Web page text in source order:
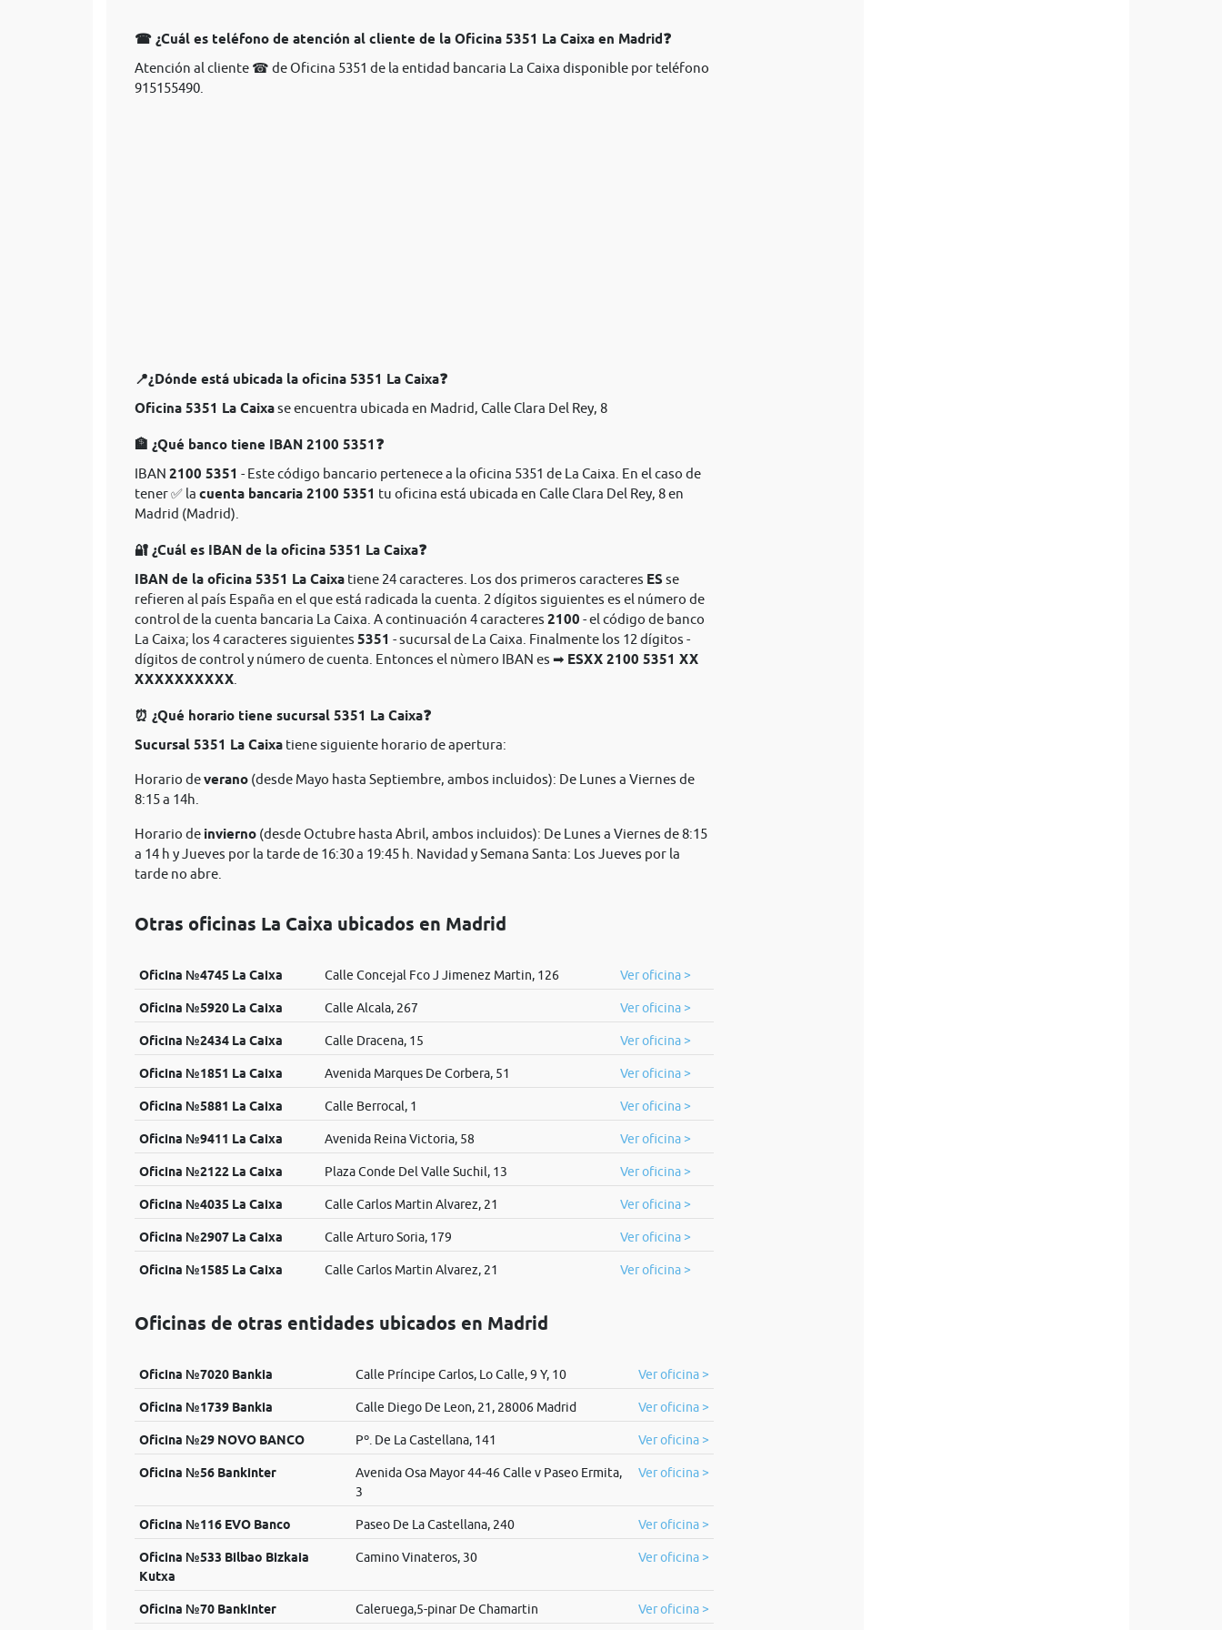
☎ ¿Cuál es teléfono de atención al cliente de la Oficina 5351 La Caixa en Madrid❓
Atención al cliente ☎ de Oficina 5351 de la entidad bancaria La Caixa disponible por teléfono
915155490.
📍¿Dónde está ubicada la oficina 5351 La Caixa❓
Oficina 5351 La Caixase encuentra ubicada en Madrid, Calle Clara Del Rey, 8
🏦 ¿Qué banco tiene IBAN 2100 5351❓
IBAN 2100 5351 - Este código bancario pertenece a la oficina 5351 de La Caixa. En el caso de
tener ✅ la cuenta bancaria 2100 5351 tu oficina está ubicada en Calle Clara Del Rey, 8 en
Madrid (Madrid).
🔐 ¿Cuál es IBAN de la oficina 5351 La Caixa❓
IBAN de la oficina 5351 La Caixa tiene 24 caracteres. Los dos primeros caracteres ES se
refieren al país España en el que está radicada la cuenta. 2 dígitos siguientes es el número de
control de la cuenta bancaria La Caixa. A continuación 4 caracteres 2100 - el código de banco
La Caixa; los 4 caracteres siguientes 5351 - sucursal de La Caixa. Finalmente los 12 dígitos -
dígitos de control y número de cuenta. Entonces el nùmero IBAN es ➡ ESXX 2100 5351 XX
XXXXXXXXXX
⏰ ¿Qué horario tiene sucursal 5351 La Caixa❓
Sucursal 5351 La Caixa tiene siguiente horario de apertura:
Horario deverano (desde Mayo hasta Septiembre, ambos incluidos): De Lunes a Viernes de
8:15 a 14h.
Horario de invierno (desde Octubre hasta Abril, ambos incluidos): De Lunes a Viernes de 8:15
a 14 h y Jueves por la tarde de 16:30 a 19:45 h. Navidad y Semana Santa: Los Jueves por la
tarde no abre.
Otras oficinas La Caixa ubicados en Madrid
Oficina №4745 La Caixa Calle Concejal Fco J Jimenez Martin, 126 Ver oficina >
Oficina №5920 La Caixa Calle Alcala, 267 Ver oficina >
Oficina №2434 La Caixa Calle Dracena, 15 Ver oficina >
Oficina №1851 La Caixa Avenida Marques De Corbera, 51 Ver oficina >
Oficina №5881 La Caixa Calle Berrocal, 1 Ver oficina >
Oficina №9411 La Caixa Avenida Reina Victoria, 58 Ver oficina >
Oficina №2122 La Caixa Plaza Conde Del Valle Suchil, 13 Ver oficina >
Oficina №4035 La Caixa Calle Carlos Martin Alvarez, 21 Ver oficina >
Oficina №2907 La Caixa Calle Arturo Soria, 179 Ver oficina >
Oficina №1585 La Caixa Calle Carlos Martin Alvarez, 21 Ver oficina >
Oficinas de otras entidades ubicados en Madrid
Oficina №7020 Bankia Calle Príncipe Carlos, Lo Calle, 9 Y, 10 Ver oficina >
Oficina №1739 Bankia Calle Diego De Leon, 21, 28006 Madrid Ver oficina >
Oficina №29 NOVO BANCO Pº. De La Castellana, 141 Ver oficina >
Oficina №56 Bankinter
Avenida Osa Mayor 44-46 Calle v Paseo Ermita,
3
Ver oficina >
Oficina №116 EVO Banco Paseo De La Castellana, 240 Ver oficina >
Oficina №533 Bilbao Bizkaia
Kutxa
Camino Vinateros, 30 Ver oficina >
Oficina №70 Bankinter Caleruega,5-pinar De Chamartin Ver oficina >